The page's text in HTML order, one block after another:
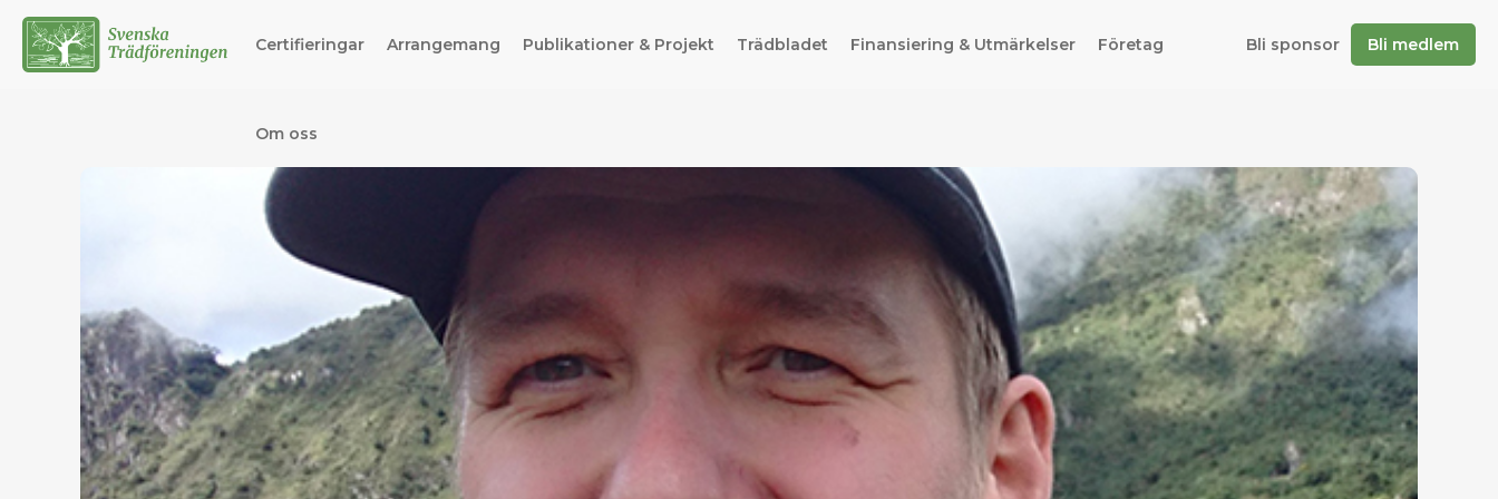
Certifieringar Arrangemang Publikationer & Projekt Trädbladet Finansiering & Utmärkelser Företag
Om oss
Bli sponsor Bli medlem